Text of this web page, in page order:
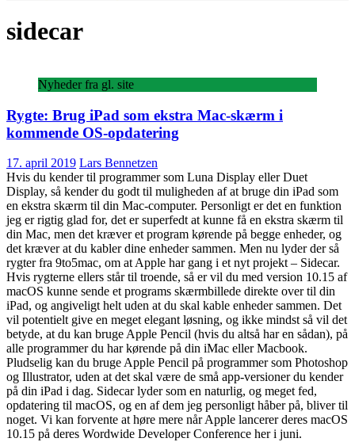
sidecar
Nyheder fra gl. site
Rygte: Brug iPad som ekstra Mac-skærm i
kommende OS-opdatering
17. april 2019 Lars Bennetzen
Hvis du kender til programmer som Luna Display eller Duet
Display, så kender du godt til muligheden af at bruge din iPad som
en ekstra skærm til din Mac-computer. Personligt er det en funktion
jeg er rigtig glad for, det er superfedt at kunne få en ekstra skærm til
din Mac, men det kræver et program kørende på begge enheder, og
det kræver at du kabler dine enheder sammen. Men nu lyder der så
rygter fra 9to5mac, om at Apple har gang i et nyt projekt – Sidecar.
Hvis rygterne ellers står til troende, så er vil du med version 10.15 af
macOS kunne sende et programs skærmbillede direkte over til din
iPad, og angiveligt helt uden at du skal kable enheder sammen. Det
vil potentielt give en meget elegant løsning, og ikke mindst så vil det
betyde, at du kan bruge Apple Pencil (hvis du altså har en sådan), på
alle programmer du har kørende på din iMac eller Macbook.
Pludselig kan du bruge Apple Pencil på programmer som Photoshop
og Illustrator, uden at det skal være de små app-versioner du kender
på din iPad i dag. Sidecar lyder som en naturlig, og meget fed,
opdatering til macOS, og en af dem jeg personligt håber på, bliver til
noget. Vi kan forvente at høre mere når Apple lancerer deres macOS
10.15 på deres Wordwide Developer Conference her i juni.